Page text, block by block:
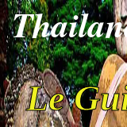
Le